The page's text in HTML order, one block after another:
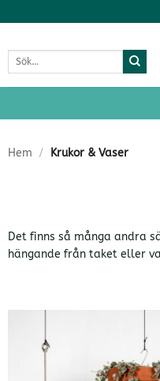
Sök
Hem / Krukor & Vaser
Det finns så många andra
hängande från taket eller